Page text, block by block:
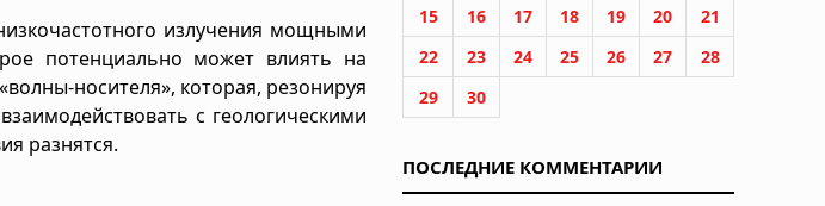
излучения мощными
потенциально может влиять на
носителя», которая, резонируя
с геологическими
разнятся.
15
16 17 18 19 20
21
22
23 24 25 26 27
28
29
30
ПОСЛЕДНИЕ КОММЕНТАРИИ